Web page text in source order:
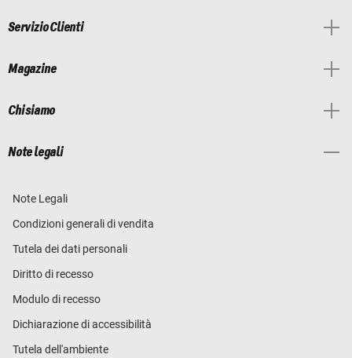
Servizio Clienti
Magazine
Chi siamo
Note legali
Note Legali
Condizioni generali di vendita
Tutela dei dati personali
Diritto di recesso
Modulo di recesso
Dichiarazione di accessibilità
Tutela dell'ambiente